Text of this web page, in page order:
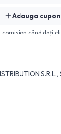
Adauga cupon
comision când dați